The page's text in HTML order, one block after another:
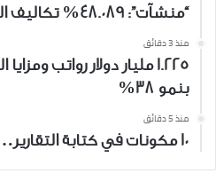
“منشآت”: 48.089% تكاليف التشغيل قياساً للإيرادات
منذ 3 دقائق
1.225 مليار دولار رواتب
بنمو 38%
منذ 5 دقائق
10 مكونات في كتابة التقارير… و 7 مراحل للإعداد